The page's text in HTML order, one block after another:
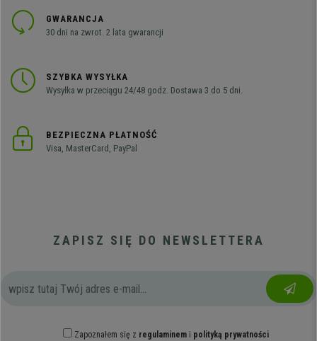
GWARANCJA
30 dni na zwrot. 2 lata gwarancji
SZYBKA WYSYŁKA
Wysyłka w przeciągu 24/48 godz. Dostawa 3 do 5 dni.
BEZPIECZNA PŁATNOŚĆ
Visa, MasterCard, PayPal
ZAPISZ SIĘ DO NEWSLETTERA
Zapoznałem się z regulaminemi polityką prywatności